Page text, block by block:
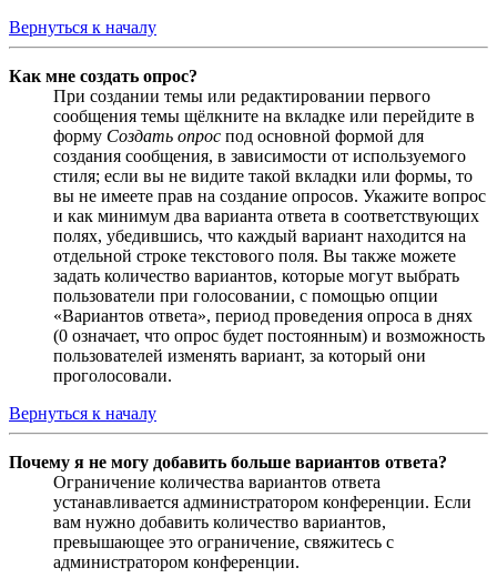
Вернуться к началу
Как мне создать опрос?
При создании темы или редактировании первого
сообщения темы щёлкните на вкладке или перейдите в
форму Создать опрос под основной формой для
создания сообщения, в зависимости от используемого
стиля; если вы не видите такой вкладки или формы, то
вы не имеете прав на создание опросов. Укажите вопрос
и как минимум два варианта ответа в соответствующих
полях, убедившись, что каждый вариант находится на
отдельной строке текстового поля. Вы также можете
задать количество вариантов, которые могут выбрать
пользователи при голосовании, с помощью опции
«Вариантов ответа», период проведения опроса в днях
(0 означает, что опрос будет постоянным) и возможность
пользователей изменять вариант, за который они
проголосовали.
Вернуться к началу
Почему я не могу добавить больше вариантов ответа?
Ограничение количества вариантов ответа
устанавливается администратором конференции. Если
вам нужно добавить количество вариантов,
превышающее это ограничение, свяжитесь с
администратором конференции.